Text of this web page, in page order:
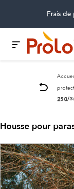
Frais
250/
Housse pour